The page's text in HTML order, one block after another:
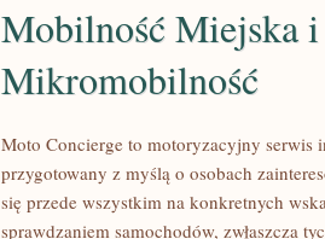
Mobilność Miejska i
Mikromobilność
Moto Concierge to motoryzacyjny serwis
przygotowany z myślą o osobach
się przede wszystkim na konkretnych
sprawdzaniem samochodów, zwłaszcza